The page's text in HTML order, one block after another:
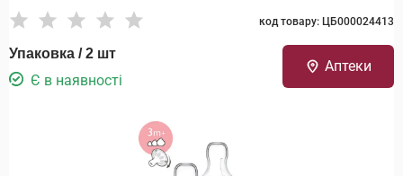
код товару: ЦБ000024413
Упаковка / 2 шт
Є в наявності
Аптеки